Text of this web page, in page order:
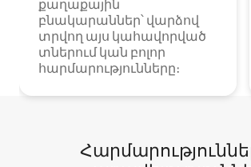
քաղաքային
բնակարաններ՝ վարձով
տրվող այս կահավորված
տներում կան բոլոր
հարմարությունները։